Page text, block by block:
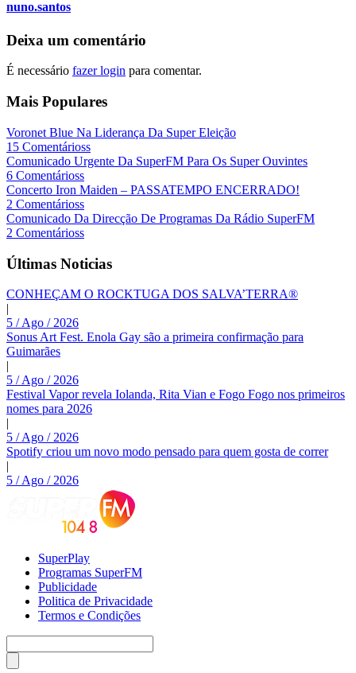
nuno.santos
Deixa um comentário
É necessário fazer login para comentar.
Mais Populares
Voronet Blue Na Liderança Da Super Eleição
15 Comentárioss
Comunicado Urgente Da SuperFM Para Os Super Ouvintes
6 Comentárioss
Concerto Iron Maiden – PASSATEMPO ENCERRADO!
2 Comentárioss
Comunicado Da Direcção De Programas Da Rádio SuperFM
2 Comentárioss
Últimas Noticias
CONHEÇAM O ROCKTUGA DOS SALVA’TERRA®
|
5 / Ago / 2026
Sonus Art Fest. Enola Gay são a primeira confirmação para
Guimarães
|
5 / Ago / 2026
Festival Vapor revela Iolanda, Rita Vian e Fogo Fogo nos primeiros
nomes para 2026
|
5 / Ago / 2026
Spotify criou um novo modo pensado para quem gosta de correr
|
5 / Ago / 2026
SuperPlay
Programas SuperFM
Publicidade
Politica de Privacidade
Termos e Condições